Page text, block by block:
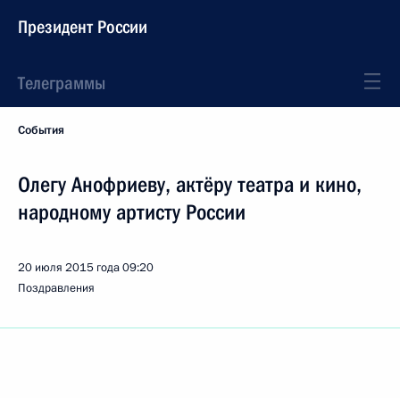
Президент России
Телеграммы
События
Олегу Анофриеву, актёру театра и кино,
народному артисту России
20 июля 2015 года09:20
Поздравления